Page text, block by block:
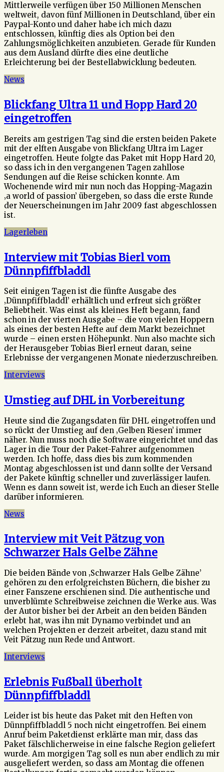
Mittlerweile verfügen über 150 Millionen Menschen
weltweit, davon fünf Millionen in Deutschland, über ein
Paypal-Konto und daher habe ich mich dazu
entschlossen, künftig dies als Option bei den
Zahlungsmöglichkeiten anzubieten. Gerade für Kunden
aus dem Ausland dürfte dies eine deutliche
Erleichterung bei der Bestellabwicklung bedeuten.
News
Blickfang Ultra 11 und Hopp Hard 20
eingetroffen
Bereits am gestrigen Tag sind die ersten beiden Pakete
mit der elften Ausgabe von Blickfang Ultra im Lager
eingetroffen. Heute folgte das Paket mit Hopp Hard 20,
so dass ich in den vergangenen Tagen zahllose
Sendungen auf die Reise schicken konnte. Am
Wochenende wird mir nun noch das Hopping-Magazin
‚a world of passion’ übergeben, so dass die erste Runde
der Neuerscheinungen im Jahr 2009 fast abgeschlossen
ist.
Lagerleben
Interview mit Tobias Bierl vom
Dünnpfiffbladdl
Seit einigen Tagen ist die fünfte Ausgabe des
‚Dünnpfiffbladdl’ erhältlich und erfreut sich größter
Beliebtheit. Was einst als kleines Heft begann, fand
schon in der vierten Ausgabe – die von vielen Hoppern
als eines der besten Hefte auf dem Markt bezeichnet
wurde – einen ersten Höhepunkt. Nun also machte sich
der Herausgeber Tobias Bierl erneut daran, seine
Erlebnisse der vergangenen Monate niederzuschreiben.
Interviews
Umstieg auf DHL in Vorbereitung
Heute sind die Zugangsdaten für DHL eingetroffen und
so rückt der Umstieg auf den ‚Gelben Riesen’ immer
näher. Nun muss noch die Software eingerichtet und das
Lager in die Tour der Paket-Fahrer aufgenommen
werden. Ich hoffe, dass dies bis zum kommenden
Montag abgeschlossen ist und dann sollte der Versand
der Pakete künftig schneller und zuverlässiger laufen.
Wenn es dann soweit ist, werde ich Euch an dieser Stelle
darüber informieren.
News
Interview mit Veit Pätzug von
Schwarzer Hals Gelbe Zähne
Die beiden Bände von ‚Schwarzer Hals Gelbe Zähne’
gehören zu den erfolgreichsten Büchern, die bisher zu
einer Fanszene erschienen sind. Die authentische und
unverblümte Schreibweise zeichnen die Werke aus. Was
der Autor bisher bei der Arbeit an den beiden Bänden
erlebt hat, was ihn mit Dynamo verbindet und an
welchen Projekten er derzeit arbeitet, dazu stand mit
Veit Pätzug nun Rede und Antwort.
Interviews
Erlebnis Fußball überholt
Dünnpfiffbladdl
Leider ist bis heute das Paket mit den Heften von
Dünnpfiffbladdl 5 noch nicht eingetroffen. Bei einem
Anruf beim Paketdienst erklärte man mir, dass das
Paket fälschlicherweise in eine falsche Region geliefert
wurde. Am morgigen Tag soll es nun aber endlich zu mir
ausgeliefert werden, so dass am Montag die offenen